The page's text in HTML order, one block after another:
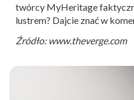
twórcy MyHeritage
lustrem? Dajcie znać w
Źródło: www.theverge.com